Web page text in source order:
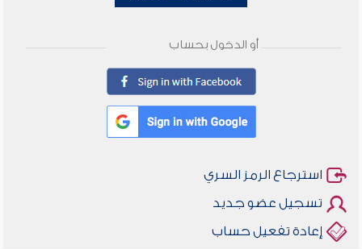
أو الدخول بحساب
استرجاع الرمز السري
تسجيل عضو جديد
إعادة تفعيل حساب